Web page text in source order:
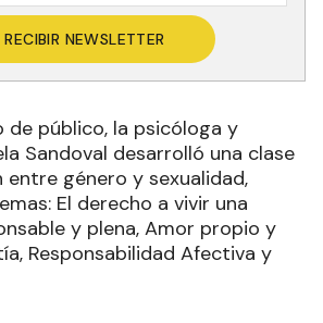
RECIBIR NEWSLETTER
de público, la psicóloga y
Sandoval desarrolló una clase
entre género y sexualidad,
El derecho a vivir una
y plena, Amor propio y
Responsabilidad Afectiva y